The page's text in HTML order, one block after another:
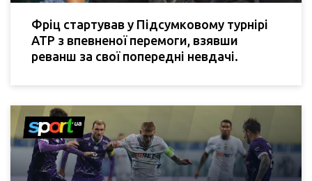
Фріц стартував у Підсумковому турнірі
АТР з впевненої перемоги, взявши
реванш за свої попередні невдачі.